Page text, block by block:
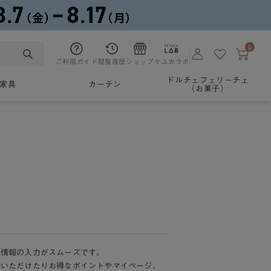
ご利用ガイド 閲覧履歴 ショップケユカラボ
0
家具 カーテン
ドルチェフェリーチェ
（お菓子）
報の入力がスムーズです。
ただけたりお得なポイントやマイページ、